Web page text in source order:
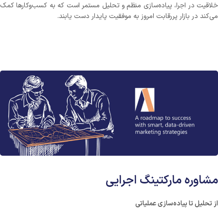
خلاقیت در اجرا، پیاده‌سازی منظم و تحلیل مستمر است که به کسب‌وکارها کمک
می‌کند در بازار پررقابت امروز به موفقیت پایدار دست یابند.
مشاوره مارکتینگ اجرایی
از تحلیل تا پیاده‌سازی عملیاتی